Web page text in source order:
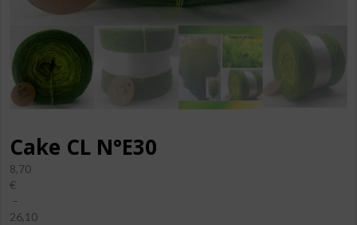
Cake CL N°E30
8,70
€
–
26,10